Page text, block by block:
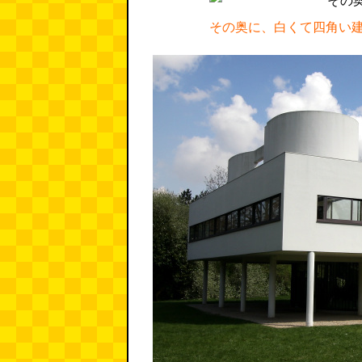
その奥に、白くて四角い